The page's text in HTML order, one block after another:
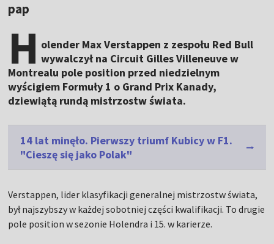
pap
H olender Max Verstappen z zespołu Red Bull
wywalczył na Circuit Gilles Villeneuve w
Montrealu pole position przed niedzielnym
wyścigiem Formuły 1 o Grand Prix Kanady,
dziewiątą rundą mistrzostw świata.
14 lat minęło. Pierwszy triumf Kubicy w F1.
"Cieszę się jako Polak"
Verstappen, lider klasyfikacji generalnej mistrzostw świata,
był najszybszy w każdej sobotniej części kwalifikacji. To drugie
pole position w sezonie Holendra i 15. w karierze.